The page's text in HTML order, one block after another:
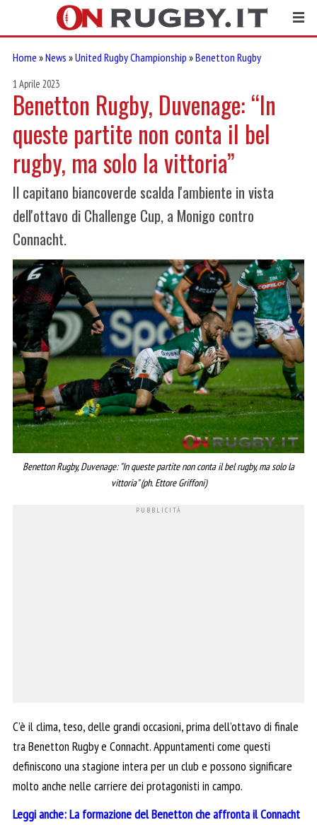
Home »News »United Rugby Championship »Benetton Rugby
1 Aprile 2023
Benetton Rugby, Duvenage: “In
queste partite non conta il bel
rugby, ma solo la vittoria”
Il capitano biancoverde scalda l'ambiente in vista
dell'ottavo di Challenge Cup, a Monigo contro
Connacht.
Benetton Rugby, Duvenage: "In queste partite non conta il bel rugby, ma solo la
vittoria" (ph. Ettore Griffoni)
C’è il clima, teso, delle grandi occasioni, prima dell’ottavo di finale
tra Benetton Rugby e Connacht. Appuntamenti come questi
definiscono una stagione intera per un club e possono significare
molto anche nelle carriere dei protagonisti in campo.
Leggi anche: La formazione del Benetton che affronta il Connacht